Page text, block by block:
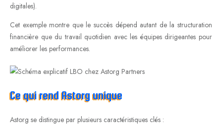
digitales).
Cet exemple montre que le succès dépend autant de la structuration
financière que du travail quotidien avec les équipes dirigeantes pour
améliorer les performances.
Ce qui rend Astorg unique
Astorg se distingue par plusieurs caractéristiques clés :